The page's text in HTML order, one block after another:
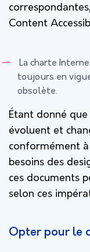
Content
La charte
toujours en
obsolète.
Étant donné
évoluent et
conformément
besoins des
ces documents
selon ces
Opter pour le